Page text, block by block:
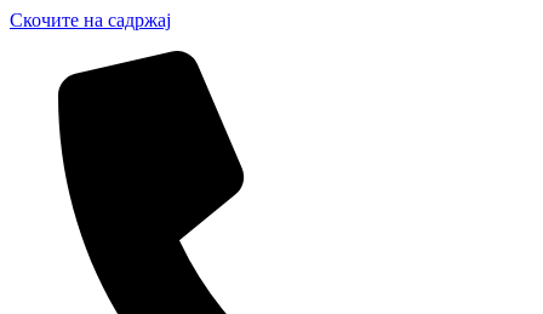
Скочите на садржај